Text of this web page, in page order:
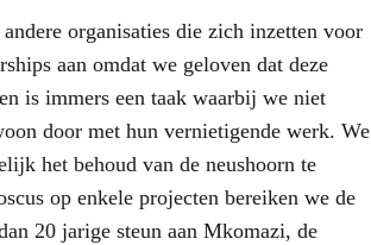
organisaties die zich inzetten voor
aan omdat we geloven dat deze
is immers een taak waarbij we niet
door met hun vernietigende werk. We
het behoud van de neushoorn te
op enkele projecten bereiken we de
20 jarige steun aan Mkomazi, de